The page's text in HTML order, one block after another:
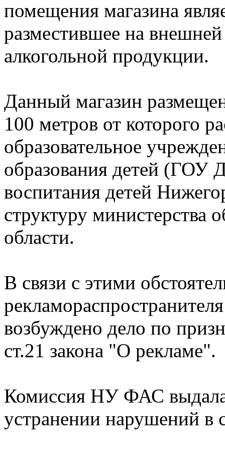
помещения магазина
разместившее на
алкогольной продукции.
Данный магазин
100 метров от которого
образовательное
образования детей (ГОУ
воспитания детей
структуру министерства
области.
В связи с этими
возбуждено дело по
ст.21 закона "О рекламе".
Комиссия НУ ФАС
устранении нарушений в